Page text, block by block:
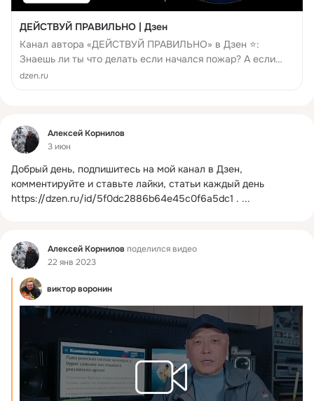
ДЕЙСТВУЙ ПРАВИЛЬНО | Дзен
Канал автора «ДЕЙСТВУЙ ПРАВИЛЬНО» в Дзен ⭐:
Знаешь ли ты что делать если начался пожар? А если
рядом человеку плохо? А если заблудился в лесу?
dzen.ru
Фид
Алексей Корнилов
3 июн
Добрый день, подпишитесь на мой канал в Дзен,
комментируйте и ставьте лайки, статьи каждый день
https://dzen.ru/id/5f0dc2886b64e45c0f6a5dc1 . ...
Фид Алексей Корнилов поделился видео
22 янв 2023
виктор воронин